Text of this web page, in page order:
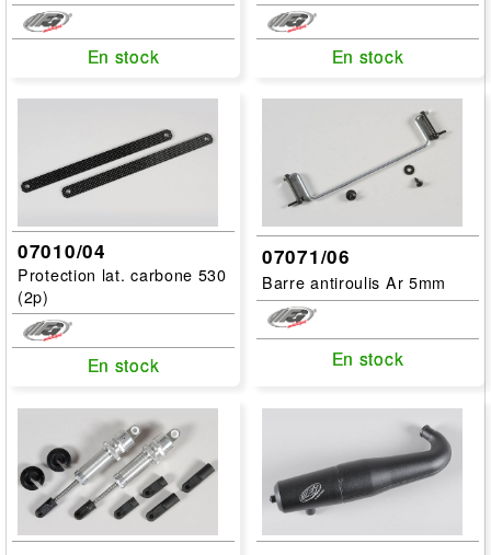
En stock
En stock En stock
En stock
07010/04
Protection lat. carbone 530
(2p)
En stock
En stock
07071/06
Barre antiroulis Ar 5mm
En stock
En stock